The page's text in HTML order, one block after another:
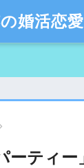
婚活恋
ーティ